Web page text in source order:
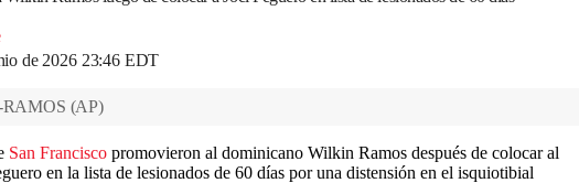
de 2026 23:46 EDT
(AP)
San Francisco promovieron al dominicano Wilkin Ramos después de colocar al
en la lista de lesionados de 60 días por una distensión en el isquiotibial